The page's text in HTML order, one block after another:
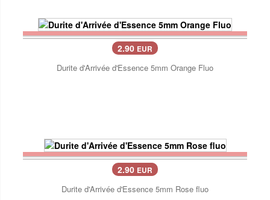
2.90 EUR
Durite d'Arrivée d'Essence 5mm Orange Fluo
2.90 EUR
Durite d'Arrivée d'Essence 5mm Rose fluo